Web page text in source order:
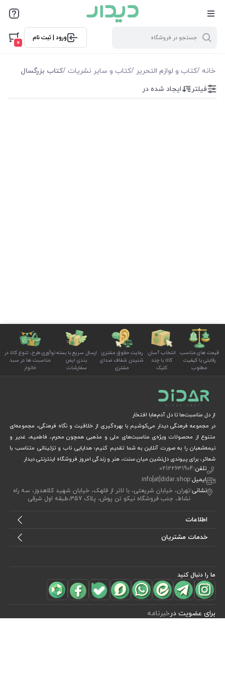
ورود | ثبت نام
0
خانه /کتاب و لوازم التحریر /كتاب و سایر نشریات /کتاب بزرگسال
فیلتر بر اساس قیمت
فیلترها
مشاهده محصولات(0)
فیلتر ایجاد شده در
قیمت های مناسب
رقابتی با کیفیت
مطلوب
انتخاب آسان
کالا با چند
کلیک
رعایت حقوق مشتری
شنیدن شفاف صدای
مشتری
ارسال سریع با بسته
بندی ایمن
سفارشات
نوآوری طرح، تنوع کالا در
مناسبت ها در سبد
خانوار
از دل مناسبت‌ها تا دل آدم‌هابا افتخار
در مجموعه فرهنگی دیدار می‌کوشیم با بهره‌گیری از خلاقیت و نگاه فرهنگی، مجموعه‌ای
متنوع از محصولات ویژه‌ی مناسبت‌های ملی و مذهبی همچون محرم، فاطمیه، غدیر و
نیمه‌شعبان را به صورت آنلاین به شما تقدیم کنیم؛ هدایایی ناب و تزئیناتی متناسب با
شعائر، برای پیوندی دل‌نشین میان سنت، هنر و زندگی امروز.فروشگاه اینترنتی دیدار
تلفن:02122631904
ایمیل:info[at]didar.shop
نشانی:تهران، خیابان شریعتی، با لاتر از قلهک، خیابان شهید کلاهدوز، سه راه
نشاط، جنب فروشگاه نیکو تن پوش، پلاک 357،طبقه اول شرقی
اطلاعات
خدمات مشتریان
ما را دنبال کنید
برای عضویت درخبرنامه